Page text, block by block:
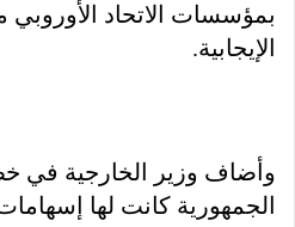
بمؤسسات الاتحاد الأوروبي
الإيجابية.
وأضاف وزير الخارجية في
الجمهورية كانت لها